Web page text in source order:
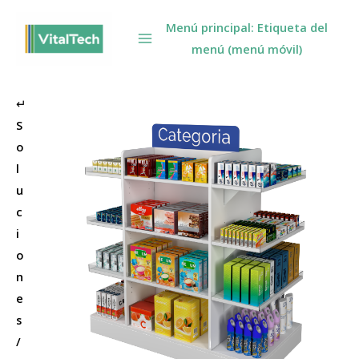
contenido
Menú principal: Etiqueta del
menú (menú móvil)
↵
S
o
l
u
c
i
o
n
e
s
/